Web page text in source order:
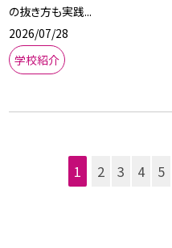
の抜き方も実践...
2026/07/28
学校紹介
1 2 3 4 5